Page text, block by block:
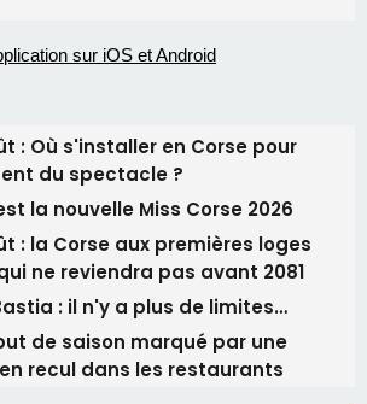
les étoiles
Argentin au stade de San
de la Sainte-Marie et
août